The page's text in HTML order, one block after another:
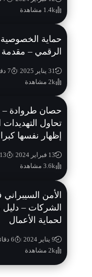
1.4k مشاهدة
حماية
الرقمي –
31 يناير 2025
7 دقائق
2k مشاهدة
حصان طروادة –
تحاول التهديدات
إظهار نفسها
13 فبراير 2024
13 دقائق
3.6k مشاهدة
الأمن
الشركات – دليل
لحماية الأعمال
9 يناير 2024
6 دقائق
2k مشاهدة